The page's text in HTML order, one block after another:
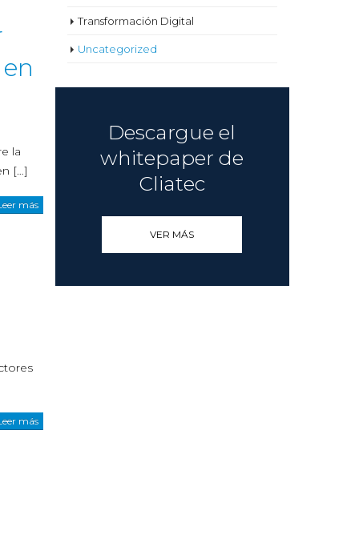
la
[…]
más
más
Transformación Digital
Uncategorized
Descargue el
whitepaper de
Cliatec
VER MÁS